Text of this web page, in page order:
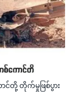
တို့ တိုက်မှုဖြစ်ပွား